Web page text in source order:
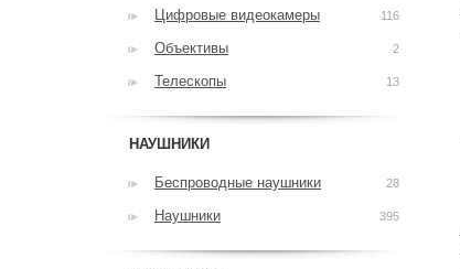
Цифровые видеокамеры 116
Объективы 2
Телескопы 13
НАУШНИКИ
Беспроводные наушники 28
Наушники 395